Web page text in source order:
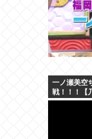
一ノ瀬美空
戦！！！【